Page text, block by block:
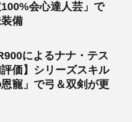
100%会心達人芸」で
備
によるナナ・テス
価】シリーズスキル
恩寵」で弓＆双剣が更